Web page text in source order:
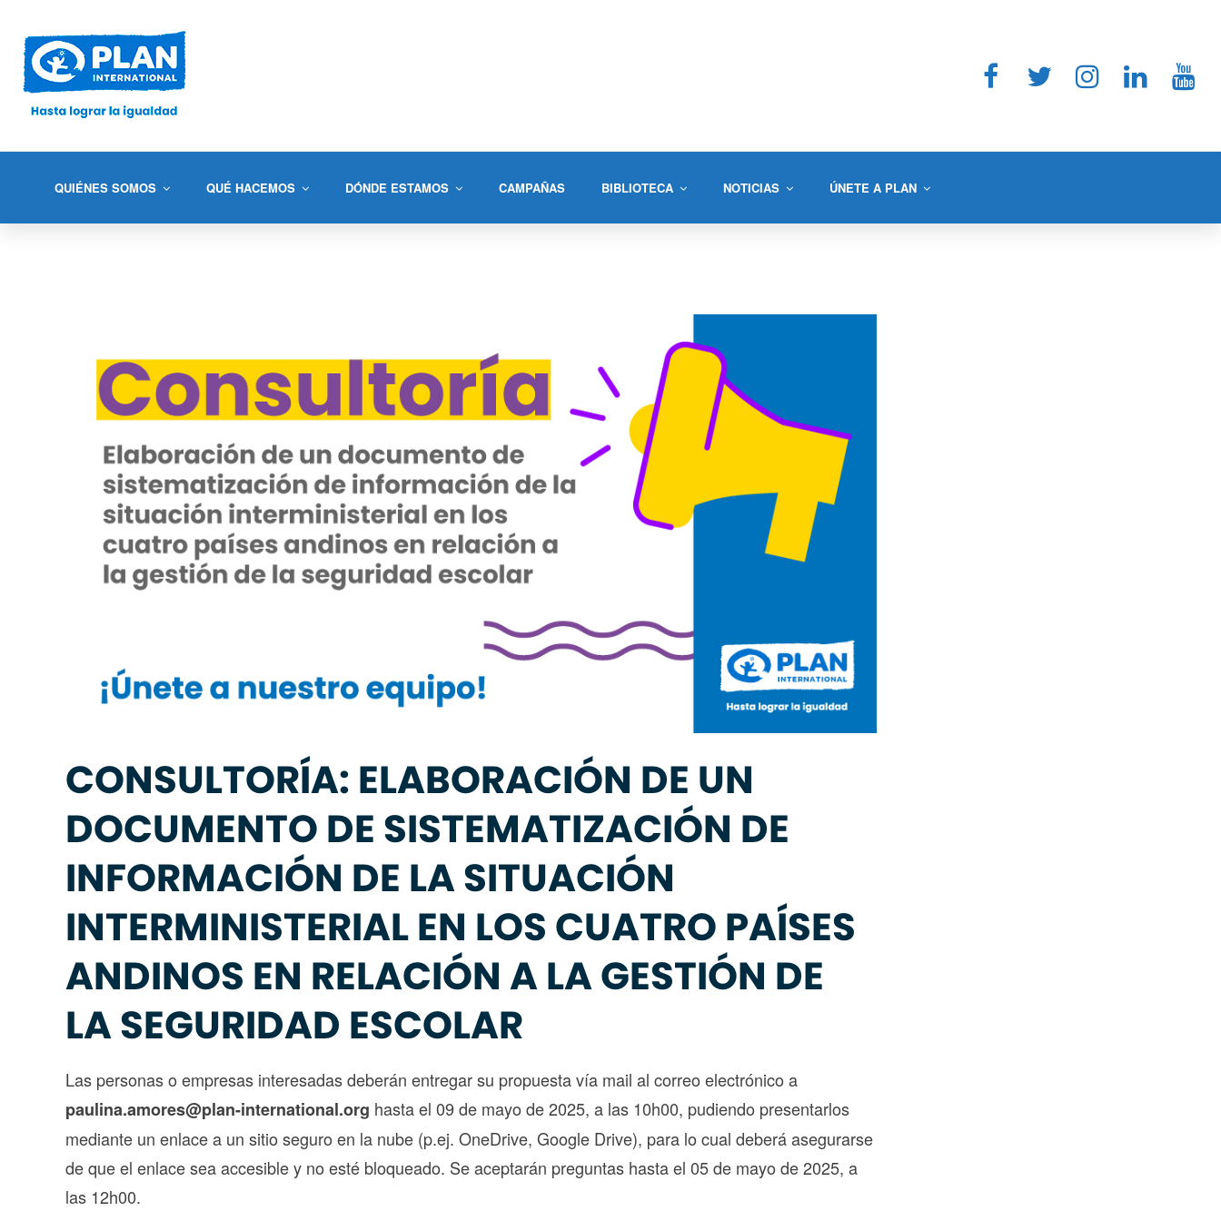
QUIÉNES SOMOS QUÉ HACEMOS DÓNDE ESTAMOS CAMPAÑAS BIBLIOTECA NOTICIAS ÚNETE A PLAN
CONSULTORÍA: ELABORACIÓN DE UN
DOCUMENTO DE SISTEMATIZACIÓN DE
INFORMACIÓN DE LA SITUACIÓN
INTERMINISTERIAL EN LOS CUATRO PAÍSES
ANDINOS EN RELACIÓN A LA GESTIÓN DE
LA SEGURIDAD ESCOLAR
Las personas o empresas interesadas deberán entregar su propuesta vía mail al correo electrónico a
paulina.amores@plan-international.org hasta el 09 de mayo de 2025, a las 10h00, pudiendo presentarlos
mediante un enlace a un sitio seguro en la nube (p.ej. OneDrive, Google Drive), para lo cual deberá asegurarse
de que el enlace sea accesible y no esté bloqueado. Se aceptarán preguntas hasta el 05 de mayo de 2025, a
las 12h00.